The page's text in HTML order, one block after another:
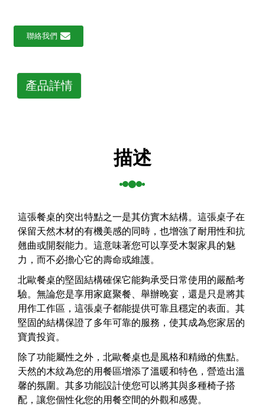
聯絡我們
產品詳情
描述
這張餐桌的突出特點之一是其仿實木結構。這張桌子在
保留天然木材的有機美感的同時，也增強了耐用性和抗
翹曲或開裂能力。這意味著您可以享受木製家具的魅
力，而不必擔心它的壽命或維護。
北歐餐桌的堅固結構確保它能夠承受日常使用的嚴酷考
驗。無論您是享用家庭聚餐、舉辦晚宴，還是只是將其
用作工作區，這張桌子都能提供可靠且穩定的表面。其
堅固的結構保證了多年可靠的服務，使其成為您家居的
寶貴投資。
除了功能屬性之外，北歐餐桌也是風格和精緻的焦點。
天然的木紋為您的用餐區增添了溫暖和特色，營造出溫
馨的氛圍。其多功能設計使您可以將其與多種椅子搭
配，讓您個性化您的用餐空間的外觀和感覺。